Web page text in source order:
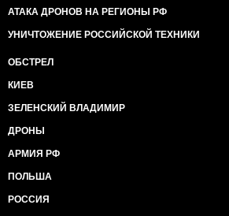
АТАКА ДРОНОВ НА РЕГИОНЫ РФ
УНИЧТОЖЕНИЕ РОССИЙСКОЙ ТЕХНИКИ
ОБСТРЕЛ
КИЕВ
ЗЕЛЕНСКИЙ ВЛАДИМИР
ДРОНЫ
АРМИЯ РФ
ПОЛЬША
РОССИЯ